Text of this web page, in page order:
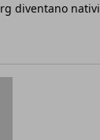
diventano nativi